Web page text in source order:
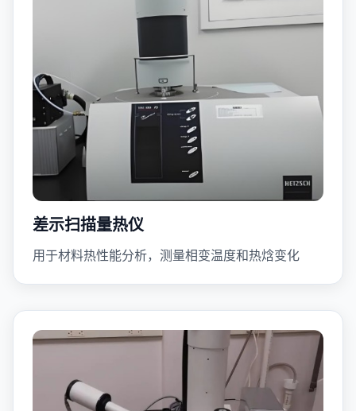
差示扫描量热仪
用于材料热性能分析，测量相变温度和热焓变化